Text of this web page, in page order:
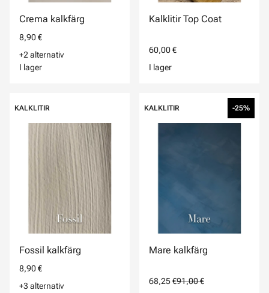
Crema kalkfärg
8,90 €
+2 alternativ
I lager
Kalklitir Top Coat
60,00 €
I lager
KALKLITIR
Fossil kalkfärg
8,90 €
+3 alternativ
KALKLITIR -25%
Mare kalkfärg
68,25 €91,00 €